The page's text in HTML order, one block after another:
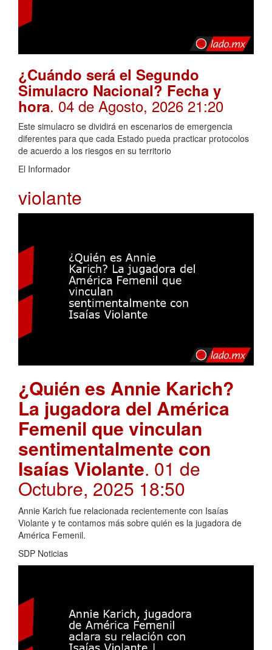
¿Cuándo será el Segundo
Simulacro Nacional? Fecha y
hora. 04 de Agosto, 2026 21:20
Este simulacro se dividirá en escenarios de emergencia
diferentes para que cada Estado pueda practicar protocolos
de acuerdo a los riesgos en su territorio
El Informador
violante
¿Quién es Annie Karich?
La jugadora del América
Femenil que vinculan
sentimentalmente con
Isaías Violante. 01 de
Octubre, 2025 18:50
Annie Karich fue relacionada recientemente con Isaías
Violante y te contamos más sobre quién es la jugadora de
América Femenil.
SDP Noticias